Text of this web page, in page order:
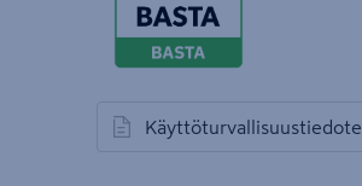
Käyttöturvallisuustiedote
avautuu uuteen välilehteen